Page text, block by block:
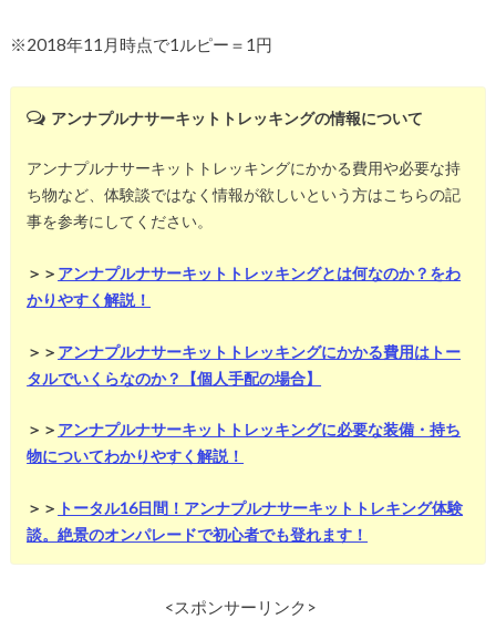
※2018年11月時点で1ルピー＝1円
アンナプルナサーキットトレッキングの情報について
アンナプルナサーキットトレッキングにかかる費用や必要な持
ち物など、体験談ではなく情報が欲しいという方はこちらの記
事を参考にしてください。
＞＞ アンナプルナサーキットトレッキングとは何なのか？をわ
かりやすく解説！
＞＞ アンナプルナサーキットトレッキングにかかる費用はトー
タルでいくらなのか？【個人手配の場合】
＞＞ アンナプルナサーキットトレッキングに必要な装備・持ち
物についてわかりやすく解説！
＞＞ トータル16日間！アンナプルナサーキットトレキング体験
談。絶景のオンパレードで初心者でも登れます！
<スポンサーリンク>